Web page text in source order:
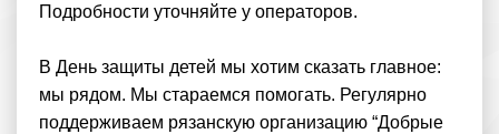
Подробности уточняйте у операторов.
В День защиты детей мы хотим сказать главное:
мы рядом. Мы стараемся помогать. Регулярно
поддерживаем рязанскую организацию “Добрые